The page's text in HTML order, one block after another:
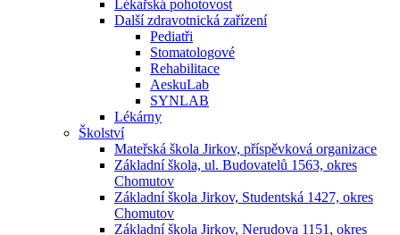
Lékařská pohotovost
Další zdravotnická zařízení
Pediatři
Stomatologové
Rehabilitace
AeskuLab
SYNLAB
Lékárny
Školství
Mateřská škola Jirkov, příspěvková organizace
Základní škola, ul. Budovatelů 1563, okres
Chomutov
Základní škola Jirkov, Studentská 1427, okres
Chomutov
Základní škola Jirkov, Nerudova 1151, okres